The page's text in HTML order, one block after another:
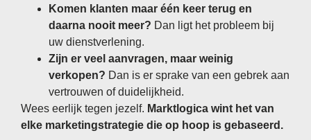
Komen klanten maar één keer terug en
daarna nooit meer? Dan ligt het probleem bij
uw dienstverlening.
Zijn er veel aanvragen, maar weinig
verkopen? Dan is er sprake van een gebrek aan
vertrouwen of duidelijkheid.
Wees eerlijk tegen jezelf. Marktlogica wint het van
elke marketingstrategie die op hoop is gebaseerd.